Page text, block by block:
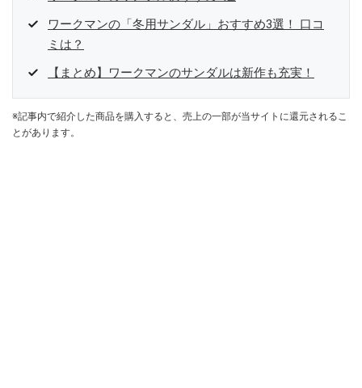
ワークマンの「冬用サンダル」おすすめ3選！ 口コ
ミは？
【まとめ】ワークマンのサンダルは新作も充実！
※記事内で紹介した商品を購入すると、売上の一部が当サイトに還元されるこ
とがあります。